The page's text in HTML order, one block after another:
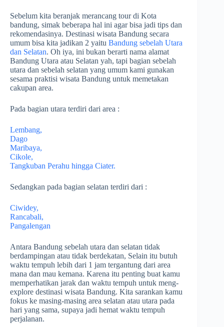
Sebelum kita beranjak merancang tour di Kota
bandung, simak beberapa hal ini agar bisa jadi tips dan
rekomendasinya. Destinasi wisata Bandung secara
umum bisa kita jadikan 2 yaitu Bandung sebelah Utara
dan Selatan. Oh iya, ini bukan berarti nama alamat
Bandung Utara atau Selatan yah, tapi bagian sebelah
utara dan sebelah selatan yang umum kami gunakan
sesama praktisi wisata Bandung untuk memetakan
cakupan area.
Pada bagian utara terdiri dari area :
Lembang,
Dago
Maribaya,
Cikole,
Tangkuban Perahu hingga Ciater.
Sedangkan pada bagian selatan terdiri dari :
Ciwidey,
Rancabali,
Pangalengan
Antara Bandung sebelah utara dan selatan tidak
berdampingan atau tidak berdekatan, Selain itu butuh
waktu tempuh lebih dari 1 jam tergantung dari area
mana dan mau kemana. Karena itu penting buat kamu
memperhatikan jarak dan waktu tempuh untuk meng-
explore destinasi wisata Bandung. Kita sarankan kamu
fokus ke masing-masing area selatan atau utara pada
hari yang sama, supaya jadi hemat waktu tempuh
perjalanan.